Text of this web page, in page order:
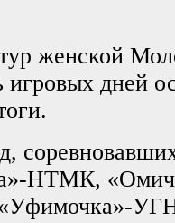
женской
дней
НТМК,